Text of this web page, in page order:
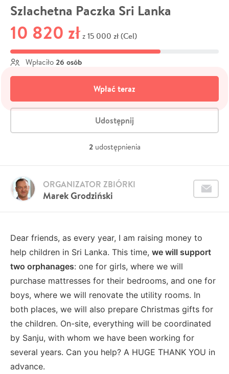
Szlachetna Paczka Sri Lanka
10 820 zł z 15 000 zł (Cel)
Wpłaciło 26 osób
Wpłać teraz
Udostępnij
2 udostępnienia
Marek Grodziński
ORGANIZATOR ZBIÓRKI
Dear friends, as every year, I am raising money to
help children in Sri Lanka. This time, we will support
two orphanages: one for girls, where we will
purchase mattresses for their bedrooms, and one for
boys, where we will renovate the utility rooms. In
both places, we will also prepare Christmas gifts for
the children. On-site, everything will be coordinated
by Sanju, with whom we have been working for
several years. Can you help? A HUGE THANK YOU in
advance.